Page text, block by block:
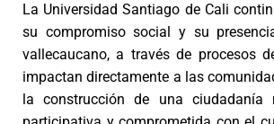
La Universidad Santiago de Cali
su compromiso social y su
vallecaucano, a través de procesos
impactan directamente a las
la construcción de una ciudadanía